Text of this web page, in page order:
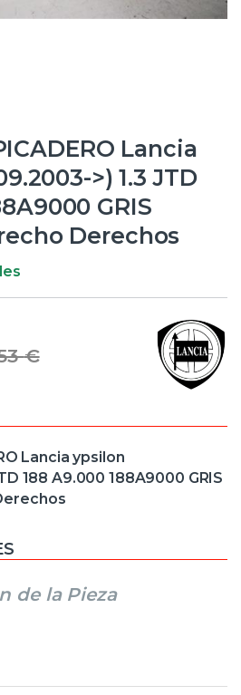
Lancia
>) 1.3 JTD
GRIS
Derechos
€
Lancia ypsilon
188 A9.000 188A9000 GRIS
de la Pieza